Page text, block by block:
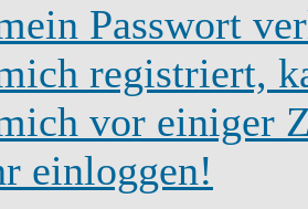
Passwort
registriert,
vor einiger
einloggen!